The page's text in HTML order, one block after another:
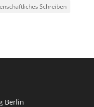
Schreiben
Berlin